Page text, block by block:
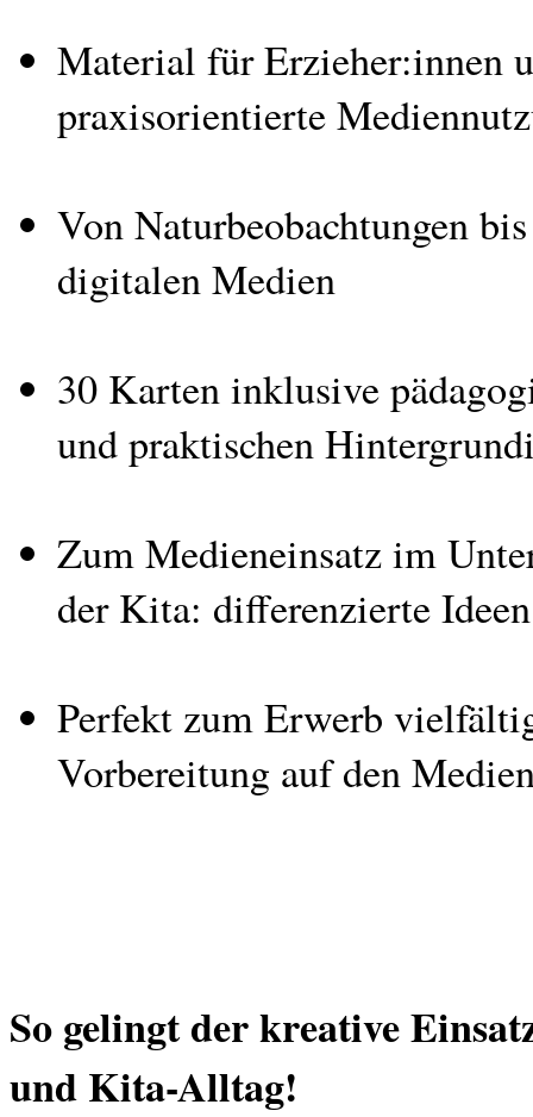
Material für Erzieher:innen
praxisorientierte
Von Naturbeobachtungen
digitalen Medien
30 Karten inklusive
und praktischen
Zum Medieneinsatz im
der Kita: differenzierte
Perfekt zum Erwerb
Vorbereitung auf den
So gelingt der kreative
und Kita-Alltag!